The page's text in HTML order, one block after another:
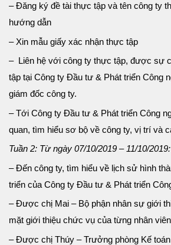
– Đăng ký đề tài thực tập và tên công ty
hướng dẫn
– Xin mẫu giấy xác nhận thực tập
– Liên hệ với công ty thực tập, được sự
tập tại Công ty Đầu tư & Phát triển Công
giám đốc công ty.
– Tới Công ty Đầu tư & Phát triển Công
quan, tìm hiểu sơ bộ về công ty, vị trí và
Tuần 2: Từ ngày 07/10/2019 – 11/10/2019:
– Đến công ty, tìm hiểu về lịch sử hình
triển của Công ty Đầu tư & Phát triển
– Được chị Mai – Bộ phận nhân sự giới
mặt giới thiệu chức vụ của từng nhân
– Được chị Thúy – Trưởng phòng Kế